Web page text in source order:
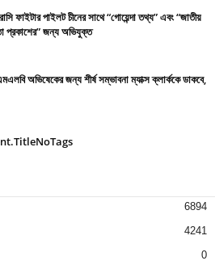
ফাইটার পাইলট চীনের সাথে “গোয়েন্দা তথ্য” এবং “জাতীয়
প্রকাশের” জন্য অভিযুক্ত
অভিষেকের জন্য শীর্ষ সম্ভাবনা ম্যাক্স ক্লার্ককে ডাকবে,
6894
4241
0